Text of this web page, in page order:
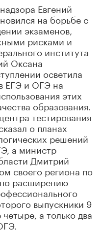
Евгений
на борьбе с
экзаменов,
рисками и
института
Оксана
осветила
ЕГЭ и ОГЭ на
этих
образования.
тестирования
о планах
решений
а министр
Дмитрий
своего региона по
расширению
выпускники 9
а только два